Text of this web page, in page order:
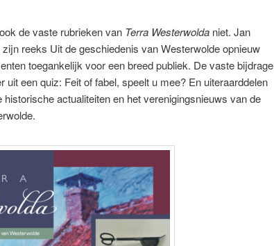
de vaste rubrieken van Terra Westerwolda niet. Jan
reeks Uit de geschiedenis van Westerwolde opnieuw
toegankelijk voor een breed publiek. De vaste bijdrage
uit een quiz: Feit of fabel, speelt u mee? En uiteraarddelen
actualiteiten en het verenigingsnieuws van de